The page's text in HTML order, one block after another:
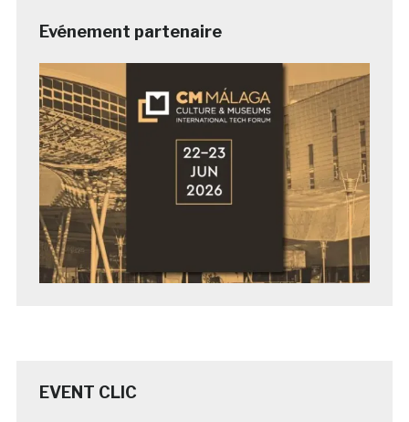
Evénement partenaire
EVENT CLIC